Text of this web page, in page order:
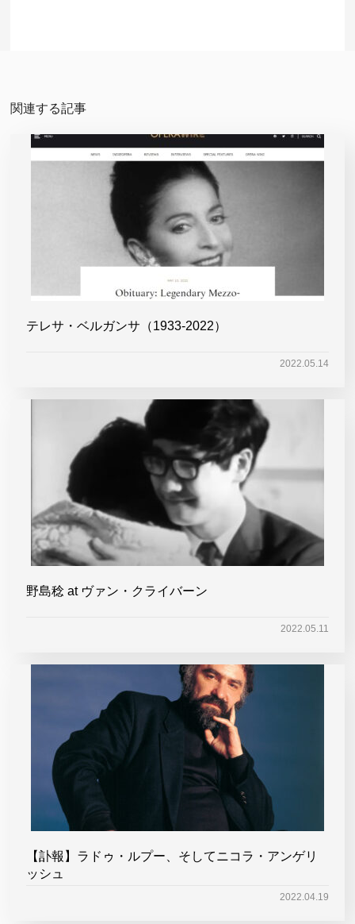
関連する記事
テレサ・ベルガンサ（1933-2022）
2022.05.14
野島稔 at ヴァン・クライバーン
2022.05.11
【訃報】ラドゥ・ルプー、そしてニコラ・アンゲリ
ッシュ
2022.04.19